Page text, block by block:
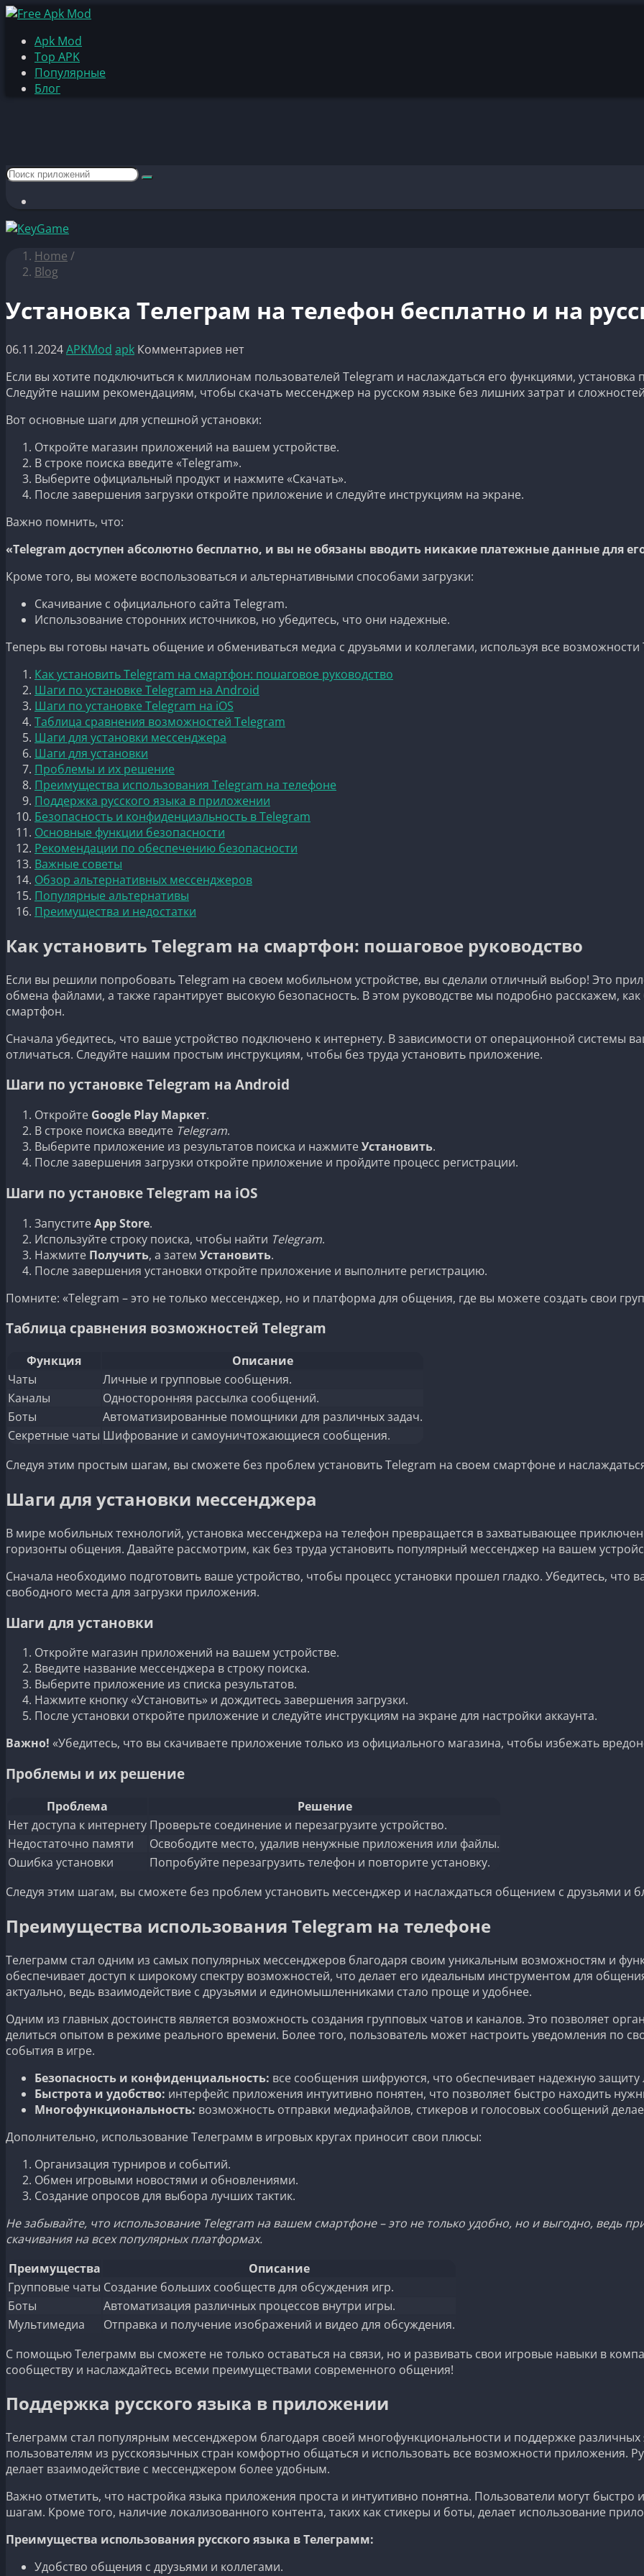
Apk Mod
Top APK
Популярные
Блог
Home /
Blog
Установка Телеграм на телефон бесплатно и на
06.11.2024APKMod apk Комментариев нет
Если вы хотите подключиться к миллионам пользователей Telegram и наслаждаться его функциями,
Следуйте нашим рекомендациям, чтобы скачать мессенджер на русском языке без лишних затрат и
Вот основные шаги для успешной установки:
Откройте магазин приложений на вашем устройстве.
В строке поиска введите «Telegram».
Выберите официальный продукт и нажмите «Скачать».
После завершения загрузки откройте приложение и следуйте инструкциям на экране.
Важно помнить, что:
«Telegram доступен абсолютно бесплатно, и вы не обязаны вводить никакие платежные данные для
Кроме того, вы можете воспользоваться и альтернативными способами загрузки:
Скачивание с официального сайта Telegram.
Использование сторонних источников, но убедитесь, что они надежные.
Теперь вы готовы начать общение и обмениваться медиа с друзьями и коллегами, используя все возможности
Как установить Telegram на смартфон: пошаговое руководство
Шаги по установке Telegram на Android
Шаги по установке Telegram на iOS
Таблица сравнения возможностей Telegram
Шаги для установки мессенджера
Шаги для установки
Проблемы и их решение
Преимущества использования Telegram на телефоне
Поддержка русского языка в приложении
Безопасность и конфиденциальность в Telegram
Основные функции безопасности
Рекомендации по обеспечению безопасности
Важные советы
Обзор альтернативных мессенджеров
Популярные альтернативы
Преимущества и недостатки
Как установить Telegram на смартфон: пошаговое руководство
Если вы решили попробовать Telegram на своем мобильном устройстве, вы сделали отличный выбор! Это
обмена файлами, а также гарантирует высокую безопасность. В этом руководстве мы подробно расскажем,
смартфон.
Сначала убедитесь, что ваше устройство подключено к интернету. В зависимости от операционной системы
отличаться. Следуйте нашим простым инструкциям, чтобы без труда установить приложение.
Шаги по установке Telegram на Android
Откройте Google Play Маркет.
В строке поиска введите Telegram.
Выберите приложение из результатов поиска и нажмитеУстановить.
После завершения загрузки откройте приложение и пройдите процесс регистрации.
Шаги по установке Telegram на iOS
ЗапуститеApp Store.
Используйте строку поиска, чтобы найти Telegram.
Нажмите Получить, а затем Установить.
После завершения установки откройте приложение и выполните регистрацию.
Помните: «Telegram – это не только мессенджер, но и платформа для общения, где вы можете создать свои
Таблица сравнения возможностей Telegram
Функция
Описание
Чаты
Личные и групповые сообщения.
Каналы
Односторонняя рассылка сообщений.
Боты
Автоматизированные помощники для различных задач.
Секретные чаты Шифрование и самоуничтожающиеся сообщения.
Следуя этим простым шагам, вы сможете без проблем установить Telegram на своем смартфоне и
Шаги для установки мессенджера
В мире мобильных технологий, установка мессенджера на телефон превращается в захватывающее
горизонты общения. Давайте рассмотрим, как без труда установить популярный мессенджер на вашем
Сначала необходимо подготовить ваше устройство, чтобы процесс установки прошел гладко. Убедитесь, что
свободного места для загрузки приложения.
Шаги для установки
Откройте магазин приложений на вашем устройстве.
Введите название мессенджера в строку поиска.
Выберите приложение из списка результатов.
Нажмите кнопку «Установить» и дождитесь завершения загрузки.
После установки откройте приложение и следуйте инструкциям на экране для настройки аккаунта.
Важно! «Убедитесь, что вы скачиваете приложение только из официального магазина, чтобы избежать
Проблемы и их решение
Проблема
Решение
Нет доступа к интернету Проверьте соединение и перезагрузите устройство.
Недостаточно памяти
Освободите место, удалив ненужные приложения или файлы.
Ошибка установки
Попробуйте перезагрузить телефон и повторите установку.
Следуя этим шагам, вы сможете без проблем установить мессенджер и наслаждаться общением с друзьями и
Преимущества использования Telegram на телефоне
Телеграмм стал одним из самых популярных мессенджеров благодаря своим уникальным возможностям и
обеспечивает доступ к широкому спектру возможностей, что делает его идеальным инструментом для
актуально, ведь взаимодействие с друзьями и единомышленниками стало проще и удобнее.
Одним из главных достоинств является возможность создания групповых чатов и каналов. Это позволяет
делиться опытом в режиме реального времени. Более того, пользователь может настроить уведомления по
события в игре.
Безопасность и конфиденциальность: все сообщения шифруются, что обеспечивает надежную
Быстрота и удобство: интерфейс приложения интуитивно понятен, что позволяет быстро находить
Многофункциональность: возможность отправки медиафайлов, стикеров и голосовых сообщений
Дополнительно, использование Телеграмм в игровых кругах приносит свои плюсы:
Организация турниров и событий.
Обмен игровыми новостями и обновлениями.
Создание опросов для выбора лучших тактик.
Не забывайте, что использование Telegram на вашем смартфоне – это не только удобно, но и выгодно, ведь
скачивания на всех популярных платформах.
Преимущества
Описание
Групповые чаты Создание больших сообществ для обсуждения игр.
Боты
Автоматизация различных процессов внутри игры.
Мультимедиа
Отправка и получение изображений и видео для обсуждения.
С помощью Телеграмм вы сможете не только оставаться на связи, но и развивать свои игровые навыки в
сообществу и наслаждайтесь всеми преимуществами современного общения!
Поддержка русского языка в приложении
Телеграмм стал популярным мессенджером благодаря своей многофункциональности и поддержке различных
пользователям из русскоязычных стран комфортно общаться и использовать все возможности приложения.
делает взаимодействие с мессенджером более удобным.
Важно отметить, что настройка языка приложения проста и интуитивно понятна. Пользователи могут
шагам. Кроме того, наличие локализованного контента, таких как стикеры и боты, делает использование
Преимущества использования русского языка в Телеграмм:
Удобство общения с друзьями и коллегами.